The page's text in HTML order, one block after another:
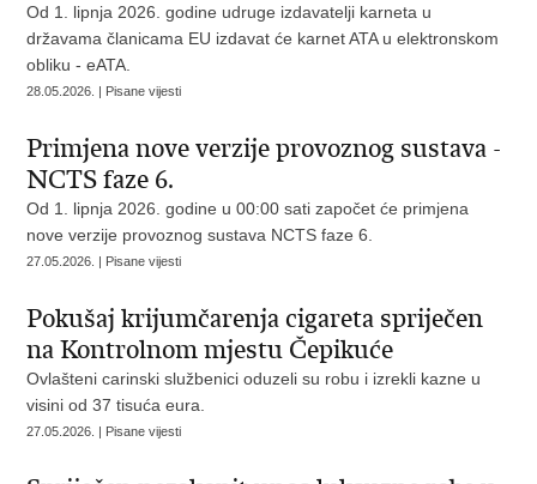
Od 1. lipnja 2026. godine udruge izdavatelji karneta u
državama članicama EU izdavat će karnet ATA u elektronskom
obliku - eATA.
28.05.2026. | Pisane vijesti
Primjena nove verzije provoznog sustava -
NCTS faze 6.
Od 1. lipnja 2026. godine u 00:00 sati započet će primjena
nove verzije provoznog sustava NCTS faze 6.
27.05.2026. | Pisane vijesti
Pokušaj krijumčarenja cigareta spriječen
na Kontrolnom mjestu Čepikuće
Ovlašteni carinski službenici oduzeli su robu i izrekli kazne u
visini od 37 tisuća eura.
27.05.2026. | Pisane vijesti